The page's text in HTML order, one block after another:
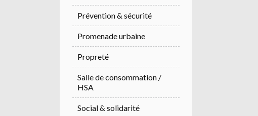
Prévention & sécurité
Promenade urbaine
Propreté
Salle de consommation /
HSA
Social & solidarité